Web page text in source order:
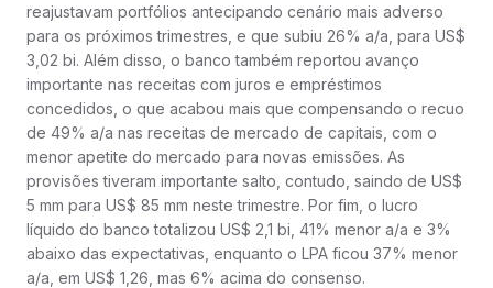
reajustavam portfólios antecipando cenário mais adverso
para os próximos trimestres, e que subiu 26% a/a, para US$
3,02 bi. Além disso, o banco também reportou avanço
importante nas receitas com juros e empréstimos
concedidos, o que acabou mais que compensando o recuo
de 49% a/a nas receitas de mercado de capitais, com o
menor apetite do mercado para novas emissões. As
provisões tiveram importante salto, contudo, saindo de US$
5 mm para US$ 85 mm neste trimestre. Por fim, o lucro
líquido do banco totalizou US$ 2,1 bi, 41% menor a/a e 3%
abaixo das expectativas, enquanto o LPA ficou 37% menor
a/a, em US$ 1,26, mas 6% acima do consenso.